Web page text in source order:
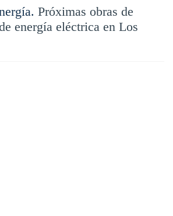
Próximas obras de
energía eléctrica en Los